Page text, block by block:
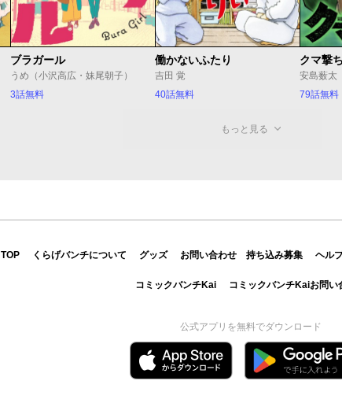
ブラガール
うめ（小沢高広・妹尾朝子）
3話無料
働かないふたり
吉田 覚
40話無料
クマ撃
安島薮太
79話無料
もっと見る
TOP くらげバンチについて グッズ お問い合わせ 持ち込み募集 ヘル
コミックバンチKai コミックバンチKaiお問い
公式アプリを無料でダウンロード